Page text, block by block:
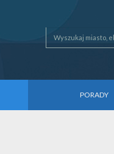
PORADY